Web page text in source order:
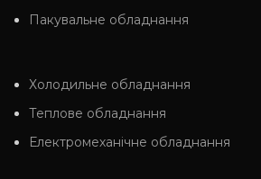
Пакувальне обладнання
Холодильне обладнання
Теплове обладнання
Електромеханічне обладнання